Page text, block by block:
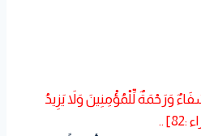
وَرَحْمَةٌ لِّلْمُؤْمِنِينَ وَلاَ يَزِيدُ
..